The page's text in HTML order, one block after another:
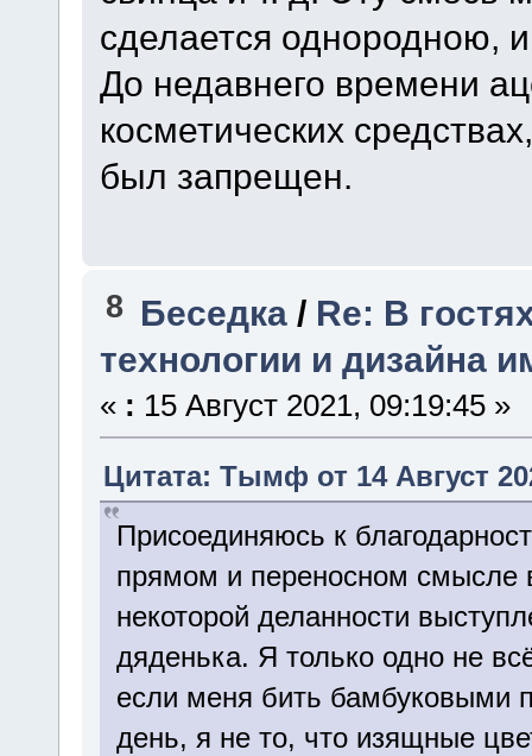
сделается однородною,
До недавнего времени
косметических
был запрещен.
8 Беседка / Re: В
технологии и дизайна
« : 15 Август 2021, 09:19:45 »
Цитата: Тымф от 14 Август
Присоединяюсь к
прямом и переносном смысле
некоторой деланности
дяденька. Я только одно не
если меня бить бамбуковыми
день, я не то, что изящные